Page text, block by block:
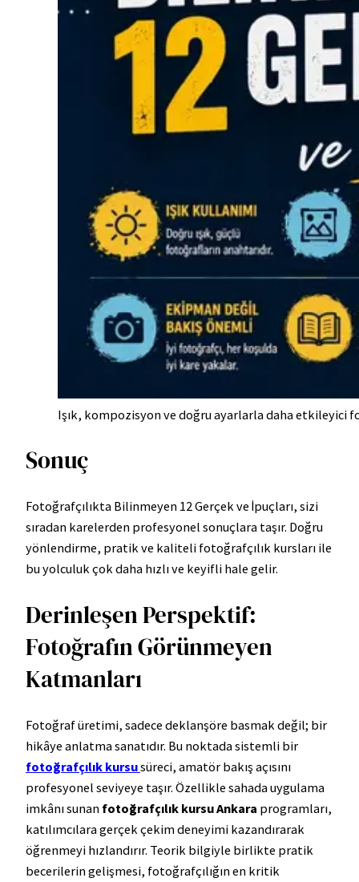
Işık, kompozisyon ve doğru ayarlarla daha etkileyici
Sonuç
Fotoğrafçılıkta Bilinmeyen 12 Gerçek ve İpuçları, sizi
sıradan karelerden profesyonel sonuçlara taşır. Doğru
yönlendirme, pratik ve kaliteli fotoğrafçılık kursları ile
bu yolculuk çok daha hızlı ve keyifli hale gelir.
Derinleşen Perspektif:
Fotoğrafın Görünmeyen
Katmanları
Fotoğraf üretimi, sadece deklanşöre basmak değil; bir
hikâye anlatma sanatıdır. Bu noktada sistemli bir
fotoğrafçılık kursusüreci, amatör bakış açısını
profesyonel seviyeye taşır. Özellikle sahada uygulama
imkânı sunan fotoğrafçılık kursu Ankara programları,
katılımcılara gerçek çekim deneyimi kazandırarak
öğrenmeyi hızlandırır. Teorik bilgiyle birlikte pratik
becerilerin gelişmesi, fotoğrafçılığın en kritik